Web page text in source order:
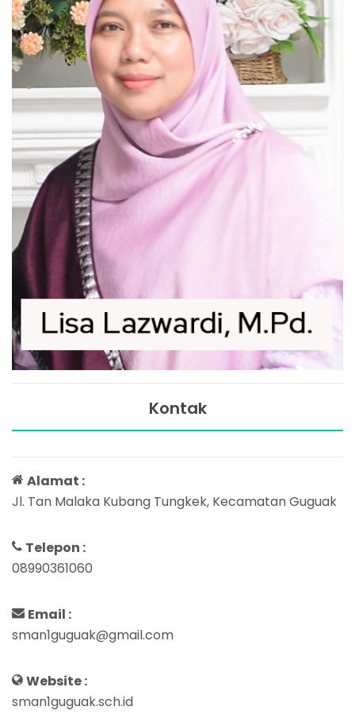
Kontak
Alamat :
Jl. Tan Malaka Kubang Tungkek, Kecamatan Guguak
Telepon :
08990361060
Email :
sman1guguak@gmail.com
Website :
sman1guguak.sch.id